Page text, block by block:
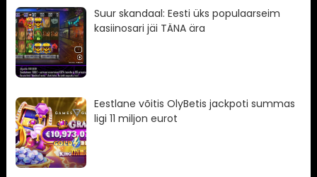
Suur skandaal: Eesti üks populaarseim
kasiinosari jäi TÄNA ära
Eestlane võitis OlyBetis jackpoti summas
ligi 11 miljon eurot